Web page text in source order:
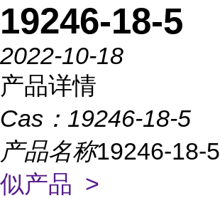
19246-18-5
2022-10-18
产品详情
Cas： 19246-18-5
产品名称19246-18-5
似产品 >